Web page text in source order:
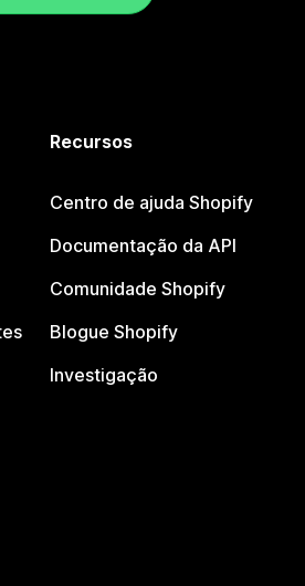
Recursos
Centro de ajuda Shopify
Documentação da API
Comunidade Shopify
Blogue Shopify
Investigação